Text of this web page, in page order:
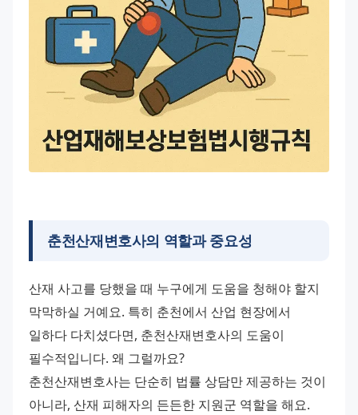
춘천산재변호사의 역할과 중요성
산재 사고를 당했을 때 누구에게 도움을 청해야 할지
막막하실 거예요. 특히 춘천에서 산업 현장에서
일하다 다치셨다면, 춘천산재변호사의 도움이
필수적입니다. 왜 그럴까요?
춘천산재변호사는 단순히 법률 상담만 제공하는 것이
아니라, 산재 피해자의 든든한 지원군 역할을 해요.